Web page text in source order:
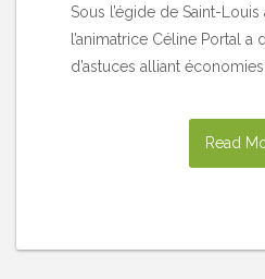
Sous l’égide de Saint-
l’animatrice Céline Portal
d’astuces alliant
Read